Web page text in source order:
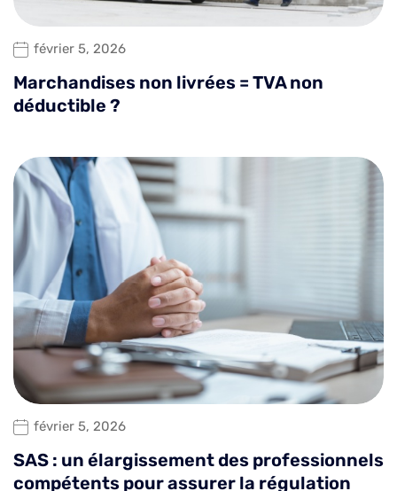
février 5, 2026
Marchandises non livrées = TVA non
déductible ?
février 5, 2026
SAS : un élargissement des professionnels
compétents pour assurer la régulation